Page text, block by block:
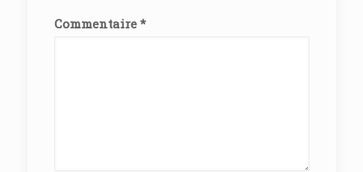
Commentaire *